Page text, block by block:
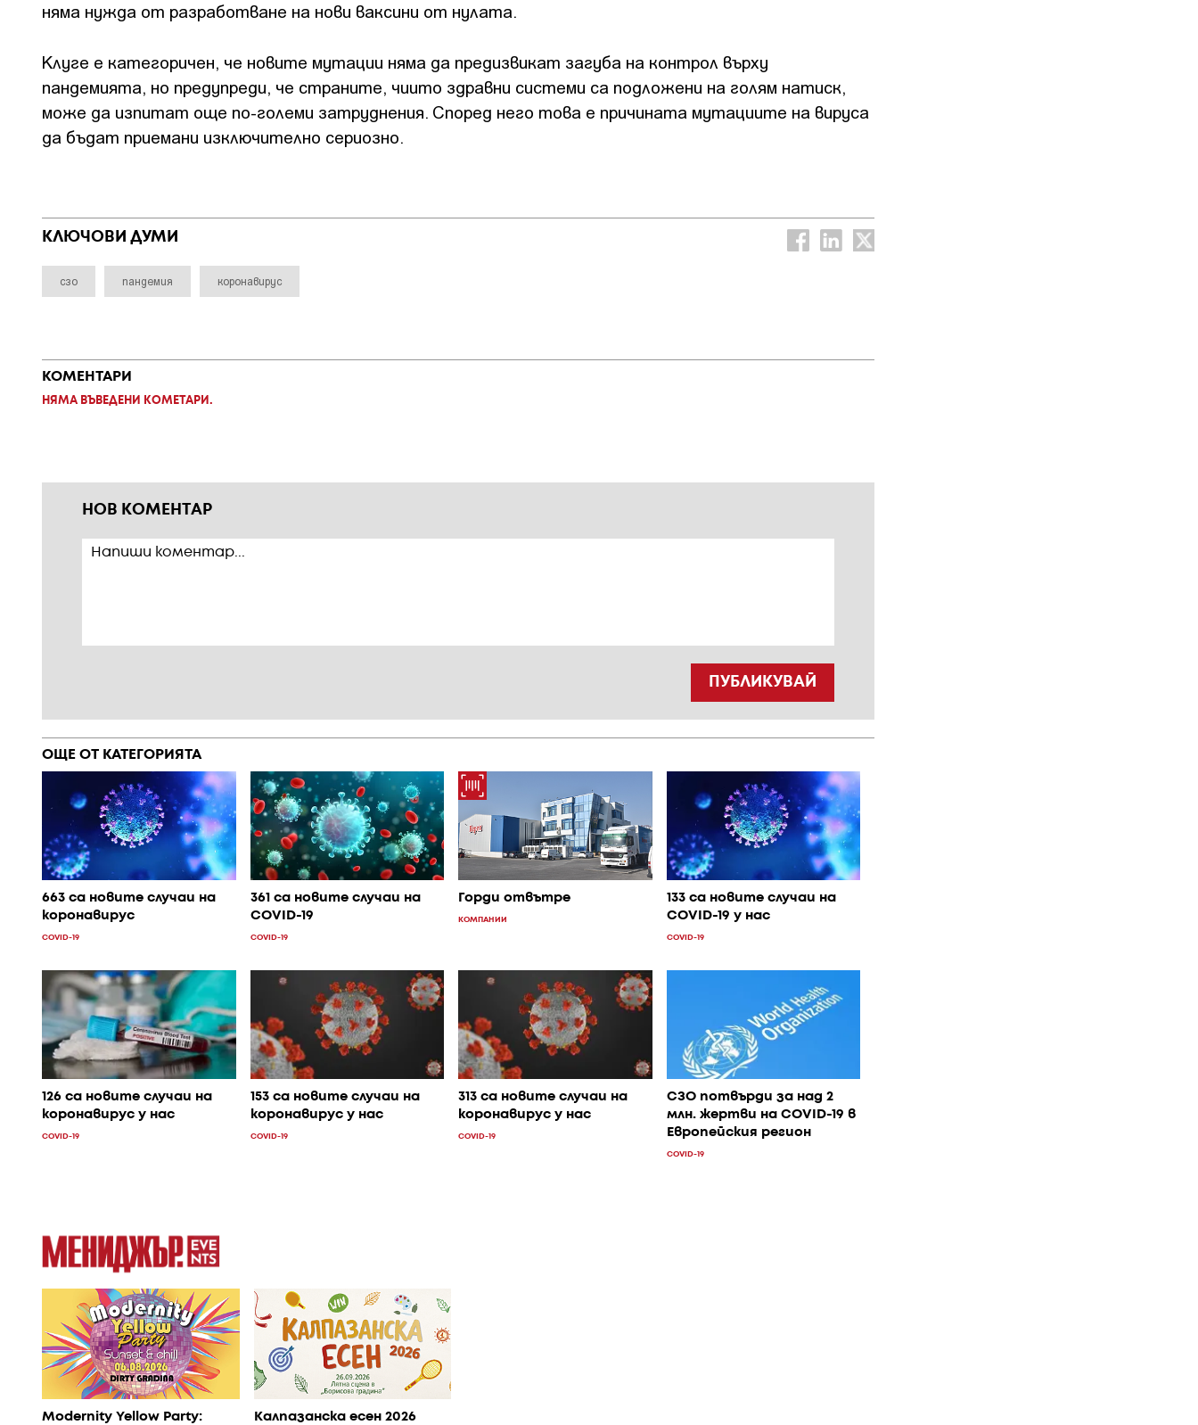
няма нужда от разработване на нови ваксини от нулата.
Клуге е категоричен, че новите мутации няма да предизвикат загуба на контрол върху
пандемията, но предупреди, че страните, чиито здравни системи са подложени на голям натиск,
може да изпитат още по-големи затруднения. Според него това е причината мутациите на вируса
да бъдат приемани изключително сериозно.
КЛЮЧОВИ ДУМИ
сзо пандемия коронавирус
КОМЕНТАРИ
НЯМА ВЪВЕДЕНИ КОМЕТАРИ.
НОВ КОМЕНТАР
ПУБЛИКУВАЙ
ОЩЕ ОТ КАТЕГОРИЯТА
663 са новите случаи на
коронавирус
COVID-19
361 са новите случаи на
COVID-19
COVID-19
Горди отвътре
КОМПАНИИ
133 са новите случаи на
COVID-19 у нас
COVID-19
126 са новите случаи на
коронавирус у нас
COVID-19
153 са новите случаи на
коронавирус у нас
COVID-19
313 са новите случаи на
коронавирус у нас
COVID-19
СЗО потвърди за над 2
млн. жертви на COVID-19 в
Европейския регион
COVID-19
Modernity Yellow Party: Калпазанска есен 2026